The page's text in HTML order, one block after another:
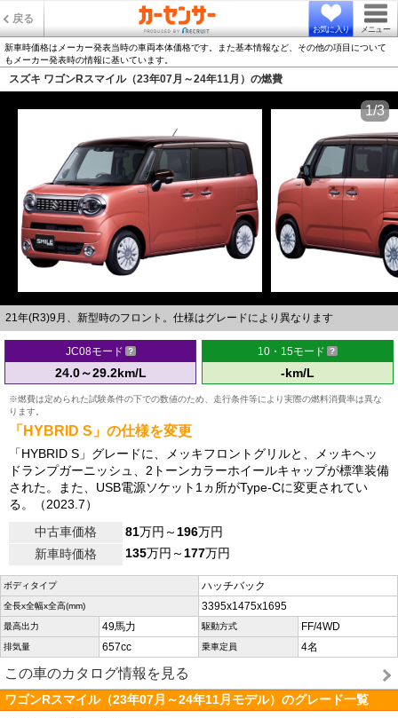
戻る
お気に入り メニュー
新車時価格はメーカー発表当時の車両本体価格です。また基本情報など、その他の項目について
もメーカー発表時の情報に基いています。
スズキ ワゴンRスマイル（23年07月～24年11月）の燃費
21年(R3)9月、新型時のフロント。仕様はグレードにより異なります
1/3
JC08モード
24.0～29.2km/L
10・15モード
-km/L
※燃費は定められた試験条件の下での数値のため、走行条件等により実際の燃料消費率は異な
ります。
「HYBRID S」の仕様を変更
「HYBRID S」グレードに、メッキフロントグリルと、メッキヘッ
ドランプガーニッシュ、2トーンカラーホイールキャップが標準装備
された。また、USB電源ソケット1ヵ所がType-Cに変更されてい
る。（2023.7）
中古車価格
81万円～196万円
新車時価格
135万円～177万円
ボディタイプ ハッチバック
全長x全幅x全高(mm) 3395x1475x1695
最高出力 49馬力 駆動方式 FF/4WD
排気量 657cc 乗車定員 4名
この車のカタログ情報を見る
ワゴンRスマイル（23年07月～24年11月モデル）のグレード一覧